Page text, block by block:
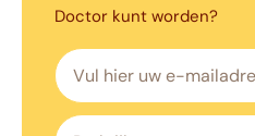
Doctor kunt worden?